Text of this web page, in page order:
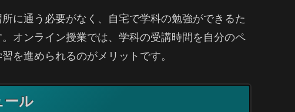
に通う必要がなく、自宅で学科の勉強ができるた
オンライン授業では、学科の受講時間を自分のペ
を進められるのがメリットです。
ール